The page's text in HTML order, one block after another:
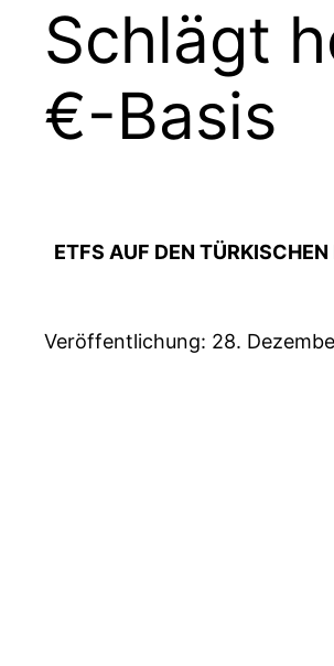
Schlägt
€-Basis
ETFS AUF DEN
Veröffentlichung: 28.